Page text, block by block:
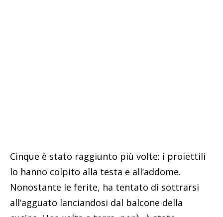
Cinque è stato raggiunto più volte: i proiettili
lo hanno colpito alla testa e all’addome.
Nonostante le ferite, ha tentato di sottrarsi
all’agguato lanciandosi dal balcone della